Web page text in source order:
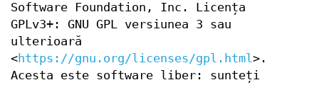
Software Foundation, Inc. Licența
GPLv3+: GNU GPL versiunea 3 sau
ulterioară
<https://gnu.org/licenses/gpl.html>.
Acesta este software liber: sunteți